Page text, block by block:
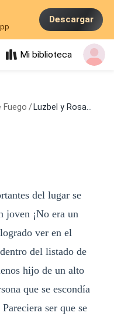
Descargar
Mi biblioteca
Fuego / Luzbel y Rosario
del lugar se
joven ¡No era un
ver en el
del listado de
hijo de un alto
que se escondía
ser que se